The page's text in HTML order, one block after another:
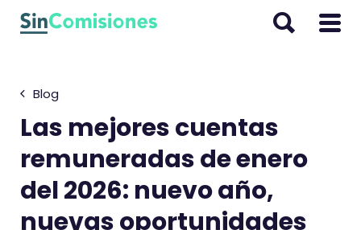
Blog
Las mejores cuentas
remuneradas de enero
del 2026: nuevo año,
nuevas oportunidades